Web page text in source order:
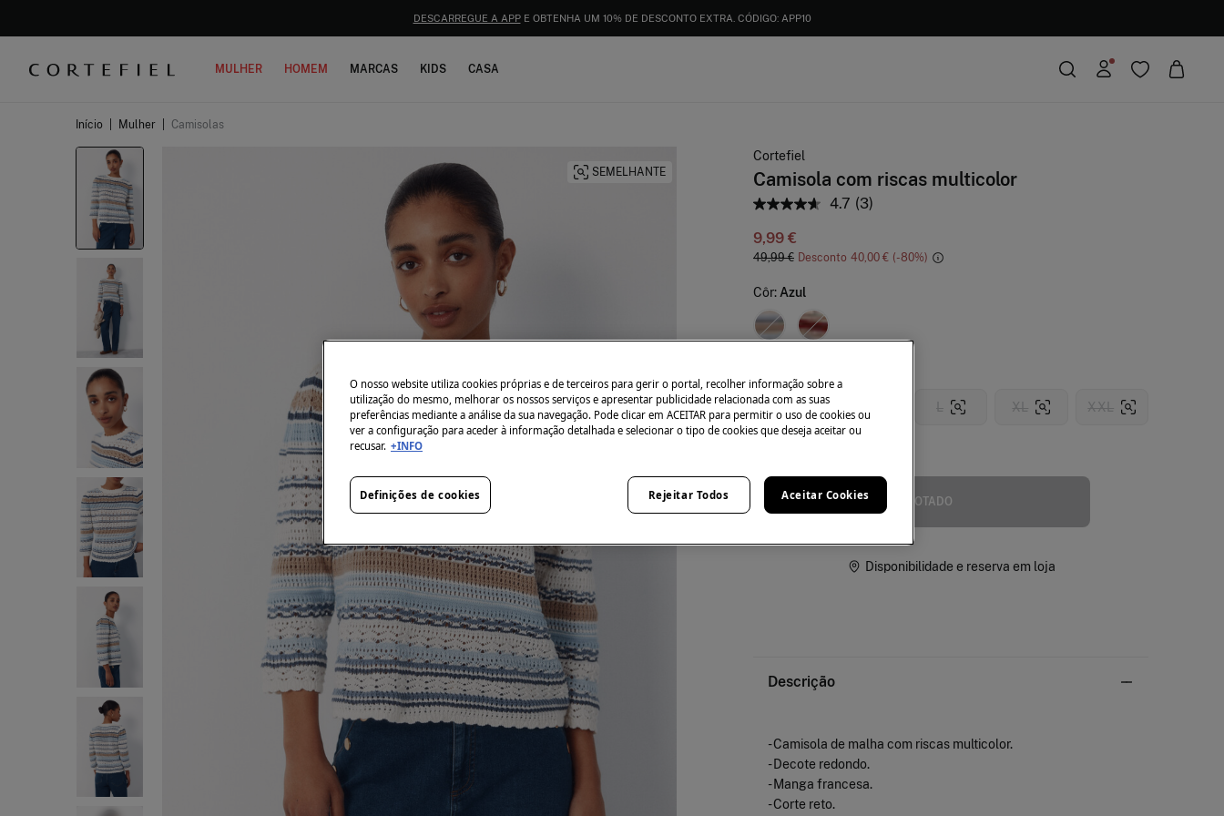
ENVIOS GRÁTIS PARA A LOJA E AO DOMICÍLIO A PARTIR DE 50€
MULHER HOMEM MARCAS KIDS CASA
Início Mulher Camisolas
SEMELHANTE
Cortefiel
Camisola com riscas multicolor
4.7 (3)
9,99 €
49,99 € Desconto 40,00 € 80
Côr: Azul
S L XL XXL
ESGOTADO
Disponibilidade e reserva em loja
Descrição
- Camisola de malha com riscas multicolor.
- Decote redondo.
- Manga francesa.
- Corte reto.
O nosso website utiliza cookies próprias e de terceiros para gerir o portal, recolher informação sobre a
utilização do mesmo, melhorar os nossos serviços e apresentar publicidade relacionada com as suas
preferências mediante a análise da sua navegação. Pode clicar em ACEITAR para permitir o uso de cookies ou
ver a configuração para aceder à informação detalhada e selecionar o tipo de cookies que deseja aceitar ou
recusar. +INFO
Rejeitar Todos Aceitar Cookies
Definições de cookies